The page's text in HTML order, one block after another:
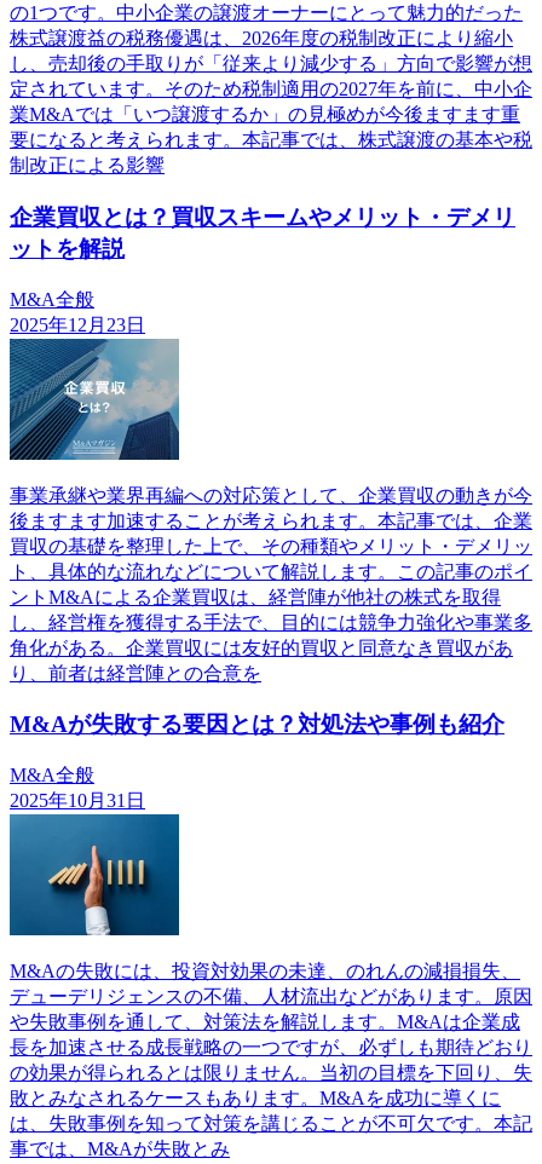
の1つです。中小企業の譲渡オーナーにとって魅力的だった
株式譲渡益の税務優遇は、2026年度の税制改正により縮小
し、売却後の手取りが「従来より減少する」方向で影響が想
定されています。そのため税制適用の2027年を前に、中小企
業M&Aでは「いつ譲渡するか」の見極めが今後ますます重
要になると考えられます。本記事では、株式譲渡の基本や税
制改正による影響
企業買収とは？買収スキームやメリット・デメリ
ットを解説
M&A全般
2025年12月23日
事業承継や業界再編への対応策として、企業買収の動きが今
後ますます加速することが考えられます。本記事では、企業
買収の基礎を整理した上で、その種類やメリット・デメリッ
ト、具体的な流れなどについて解説します。この記事のポイ
ントM&Aによる企業買収は、経営陣が他社の株式を取得
し、経営権を獲得する手法で、目的には競争力強化や事業多
角化がある。企業買収には友好的買収と同意なき買収があ
り、前者は経営陣との合意を
M&Aが失敗する要因とは？対処法や事例も紹介
M&A全般
2025年10月31日
M&Aの失敗には、投資対効果の未達、のれんの減損損失、
デューデリジェンスの不備、人材流出などがあります。原因
や失敗事例を通して、対策法を解説します。M&Aは企業成
長を加速させる成長戦略の一つですが、必ずしも期待どおり
の効果が得られるとは限りません。当初の目標を下回り、失
敗とみなされるケースもあります。M&Aを成功に導くに
は、失敗事例を知って対策を講じることが不可欠です。本記
事では、M&Aが失敗とみ